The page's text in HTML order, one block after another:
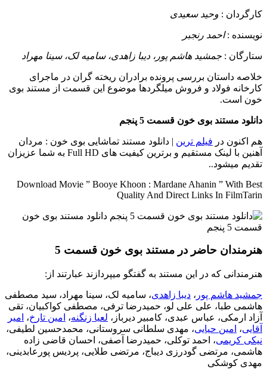
کارگردان : وحید سعیدی
نويسنده :احمد رنجبر
ستارگان : جمشید هاشم پور، دیبا زاهدی، سامیه لک، سینا مهراد
خلاصه داستان بررسی پرونده برادران ریخته گران در ماجرای
کارخانه فولاد و فروش میلگردها موضوع این قسمت از مستند بوی
خون است.
دانلود مستند بوی خون قسمت 5 پنجم
هم اکنون در فیلم ترین | دانلود مستند تماشایی بوی خون : مردان
آهنین با لینک مستقیم و برترین کیفیت های Full HD به شما عزیزان
تقدیم میشود..
Download Movie ” Booye Khoon : Mardane Ahanin ” With Best
Quality And Direct Links In FilmTarin
هنرمندان حاضر در مستند بوی خون قسمت 5
هنرمندانی که در این مستند به گفتگو میپردازند عبارتند از:
جمشید هاشم پور ، دیبا زاهدی، سامیه لک، سینا مهراد، سید مصطفی
هاشمی طبا، علی علی لو، حمیدرضا ترفی، مصطفی کواکبیان، تقی
آزاد ارمکی، عباس عبدی، کامبیر دیرباز، لعیا زنگنه، امین تارخ، امیر
آقایی، امین حیایی، مهدی سلطانی سروستانی، محمدحسین لطیفی،
نیکی کریمی، احمد توکلی، حمیدرضا آصفی، احسان قاضی زاده
هاشمی، مرتضی گودرزی دیباج، مرتضی طلایی، پردیس پورعابدینی،
مهدی کوشکی